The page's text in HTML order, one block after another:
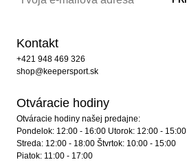
Kontakt
+421 948 469 326
shop@keepersport.sk
Otváracie hodiny
Otváracie hodiny našej predajne:
Pondelok: 12:00 - 16:00 Utorok: 12:00 - 15:00
Streda: 12:00 - 18:00 Štvrtok: 10:00 - 15:00
Piatok: 11:00 - 17:00